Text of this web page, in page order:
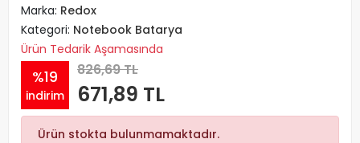
Marka: Redox
Kategori: Notebook Batarya
Ürün Tedarik Aşamasında
%19
indirim
826,69 TL
671,89 TL
Ürün stokta bulunmamaktadır.